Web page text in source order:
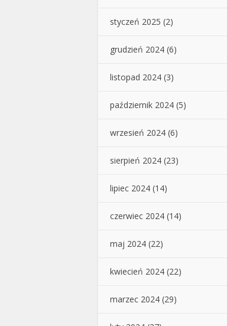
styczeń 2025 (2)
grudzień 2024 (6)
listopad 2024 (3)
październik 2024 (5)
wrzesień 2024 (6)
sierpień 2024 (23)
lipiec 2024 (14)
czerwiec 2024 (14)
maj 2024 (22)
kwiecień 2024 (22)
marzec 2024 (29)